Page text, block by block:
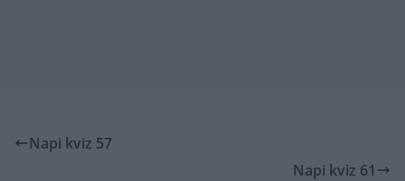
Napi kviz 57
Napi kviz 61